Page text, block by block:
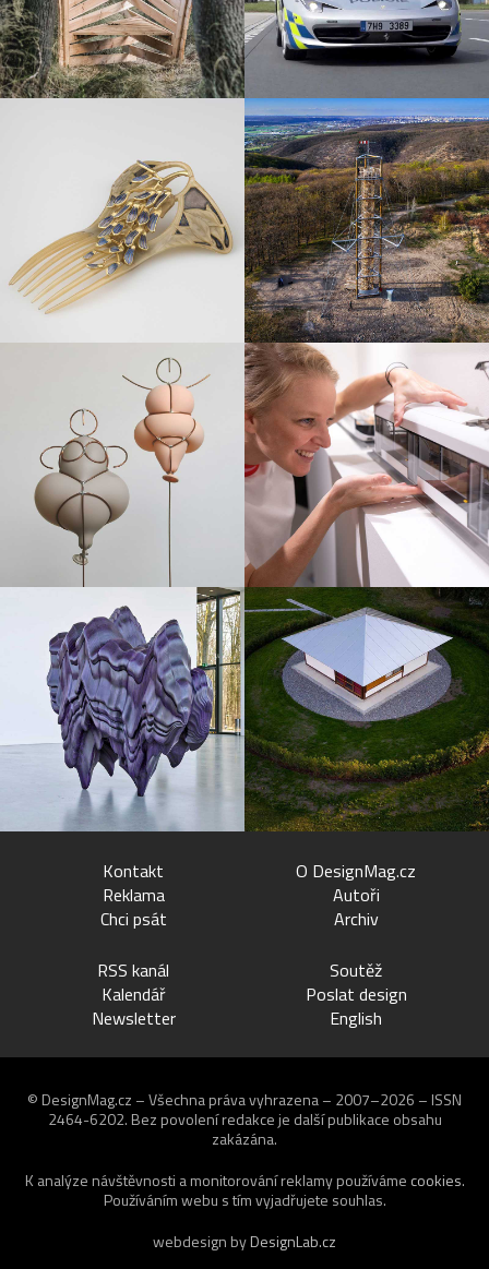
Kontakt
Reklama
Chci psát
O DesignMag.cz
Autoři
Archiv
RSS kanál
Kalendář
Newsletter
Soutěž
Poslat design
English
© DesignMag.cz – Všechna práva vyhrazena – 2007–2026 – ISSN
2464-6202. Bez povolení redakce je další publikace obsahu
zakázána.
K analýze návštěvnosti a monitorování reklamy používáme cookies.
Používáním webu s tím vyjadřujete souhlas.
webdesign byDesignLab.cz